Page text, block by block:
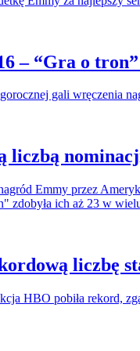
– “Gra o
gali wręczenia
liczbą
Emmy przez
zdobyła ich aż 23 w
liczbę
HBO pobiła rekord,